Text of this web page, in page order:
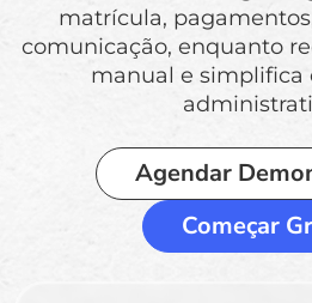
matrícula,
comunicação, enquanto
manual e simplifica
Agendar
Começar